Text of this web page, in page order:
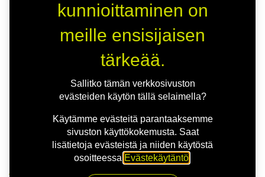
175/60R13 77H TOYO PROXES CF2
kunnioittaminen on
meille ensisijaisen
tärkeää.
Sallitko tämän verkkosivuston
evästeiden käytön tällä selaimella?
Käytämme evästeitä parantaaksemme
sivuston käyttökokemusta. Saat
lisätietoja evästeistä ja niiden käytöstä
osoitteessa Evästekäytäntö